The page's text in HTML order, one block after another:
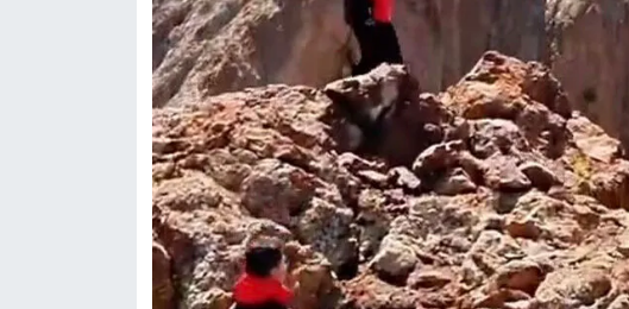
Kültür & Sanat
MAGAZİN
ONE EKONOMİ